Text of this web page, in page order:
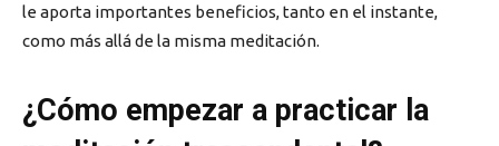
le aporta importantes beneficios, tanto en el instante,
como más allá de la misma meditación.
¿Cómo empezar a practicar la